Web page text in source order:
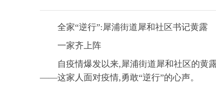
全家“逆行”:犀浦街道犀和社区书记黄露
一家齐上阵
自疫情爆发以来,犀浦街道犀和社区的黄
——这家人面对疫情,勇敢“逆行”的心声。